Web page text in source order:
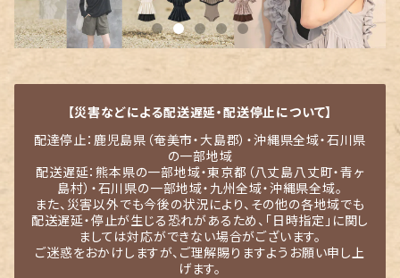
【災害などによる配送遅延・配送停止について】
配達停止：鹿児島県（奄美市・大島郡）・沖縄県全域・石川県
の一部地域
配送遅延：熊本県の一部地域・東京都（八丈島八丈町・青ヶ
島村）・石川県の一部地域・九州全域・沖縄県全域。
また、災害以外でも今後の状況により、その他の各地域でも
配送遅延・停止が生じる恐れがあるため、「日時指定」に関し
ましては対応ができない場合がございます。
ご迷惑をおかけしますが、ご理解賜りますようお願い申し上
げます。